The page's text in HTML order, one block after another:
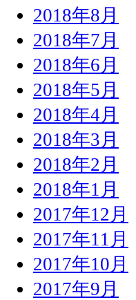
2018年8月
2018年7月
2018年6月
2018年5月
2018年4月
2018年3月
2018年2月
2018年1月
2017年12月
2017年11月
2017年10月
2017年9月